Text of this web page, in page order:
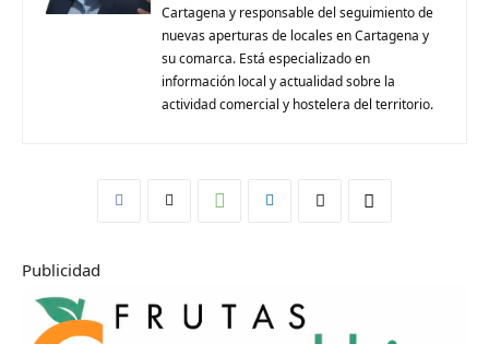
Cartagena y responsable del seguimiento de
nuevas aperturas de locales en Cartagena y
su comarca. Está especializado en
información local y actualidad sobre la
actividad comercial y hostelera del territorio.
Publicidad